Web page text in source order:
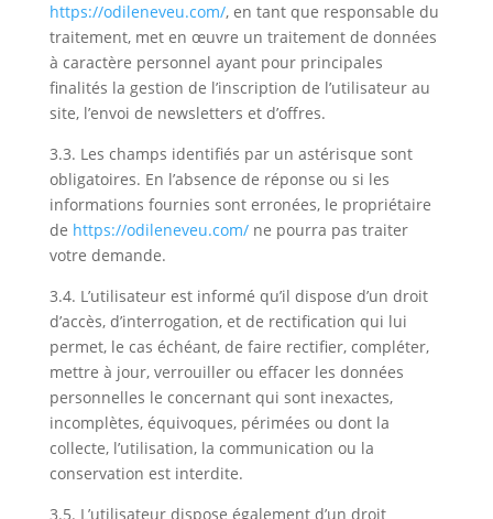
https://odileneveu.com/, en tant que responsable du
traitement, met en œuvre un traitement de données
à caractère personnel ayant pour principales
finalités la gestion de l’inscription de l’utilisateur au
site, l’envoi de newsletters et d’offres.
3.3. Les champs identifiés par un astérisque sont
obligatoires. En l’absence de réponse ou si les
informations fournies sont erronées, le propriétaire
de https://odileneveu.com/ne pourra pas traiter
votre demande.
3.4. L’utilisateur est informé qu’il dispose d’un droit
d’accès, d’interrogation, et de rectification qui lui
permet, le cas échéant, de faire rectifier, compléter,
mettre à jour, verrouiller ou effacer les données
personnelles le concernant qui sont inexactes,
incomplètes, équivoques, périmées ou dont la
collecte, l’utilisation, la communication ou la
conservation est interdite.
3.5. L’utilisateur dispose également d’un droit